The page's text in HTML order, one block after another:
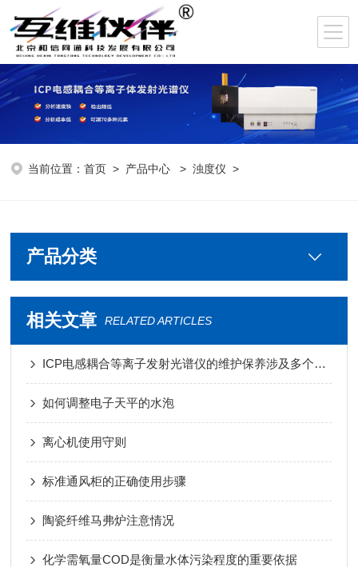
当前位置：首页 > 产品中心 >浊度仪 >
产品分类
相关文章 RELATED ARTICLES
ICP电感耦合等离子发射光谱仪的维护保养涉及多个方面
如何调整电子天平的水泡
离心机使用守则
标准通风柜的正确使用步骤
陶瓷纤维马弗炉注意情况
化学需氧量COD是衡量水体污染程度的重要依据